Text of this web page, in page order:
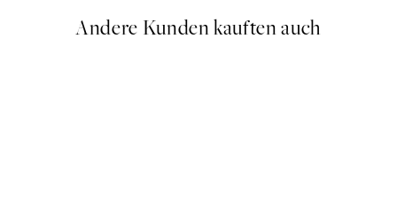
Andere Kunden kauften auch